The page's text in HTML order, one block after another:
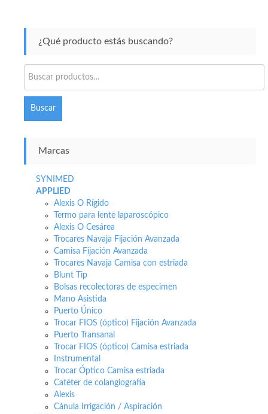
¿Qué producto estás buscando?
por:
Buscar
Marcas
SYNIMED
APPLIED
Alexis O Rígido
Termo para lente laparoscópico
Alexis O Cesárea
Trocares Navaja Fijación Avanzada
Camisa Fijación Avanzada
Trocares Navaja Camisa con estriada
Blunt Tip
Bolsas recolectoras de especimen
Mano Asistida
Puerto Único
Trocar FIOS (óptico) Fijación Avanzada
Puerto Transanal
Trocar FIOS (óptico) Camisa estriada
Instrumental
Trocar Óptico Camisa estriada
Catéter de colangiografía
Alexis
Cánula Irrigación / Aspiración